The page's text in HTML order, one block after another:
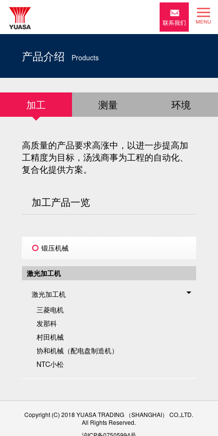
产品介绍 Products
加工 测量 环境
高质量的产品要求高涨中，以进一步提高加
工精度为目标，汤浅商事为工程的自动化、
复合化提供方案。
加工产品一览
锻压机械
激光加工机
激光加工机
三菱电机
发那科
村田机械
协和机械（配电盘制造机）
NTC小松
Copyright (C) 2018 YUASA TRADING （SHANGHAI） CO.,LTD.
All Rights Reserved.